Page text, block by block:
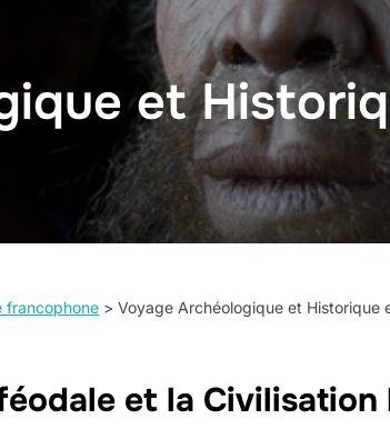
et
francophone > Voyage Archéologique et Historique
et la Civilisation